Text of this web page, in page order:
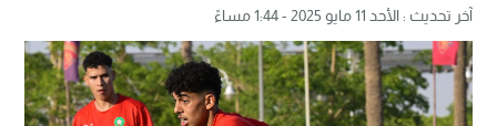
آخر تحديث : الأحد 11 مايو 2025 - 1:44 مساءً